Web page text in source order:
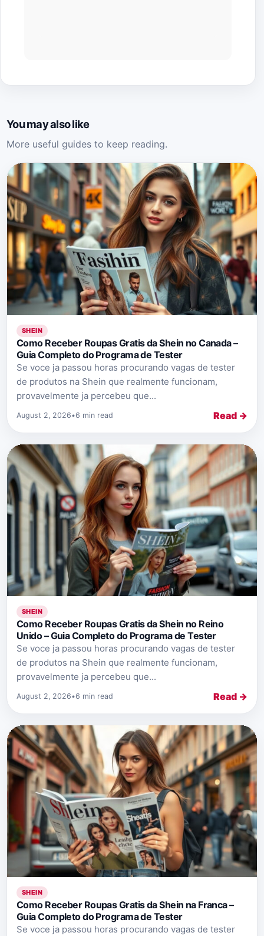
You may also like
More useful guides to keep reading.
SHEIN
Como Receber Roupas Gratis da Shein no Canada –
Guia Completo do Programa de Tester
Se voce ja passou horas procurando vagas de tester
de produtos na Shein que realmente funcionam,
provavelmente ja percebeu que...
August 2, 2026•6 min read Read →
SHEIN
Como Receber Roupas Gratis da Shein no Reino
Unido – Guia Completo do Programa de Tester
Se voce ja passou horas procurando vagas de tester
de produtos na Shein que realmente funcionam,
provavelmente ja percebeu que...
August 2, 2026•6 min read Read →
SHEIN
Como Receber Roupas Gratis da Shein na Franca –
Guia Completo do Programa de Tester
Se voce ja passou horas procurando vagas de tester